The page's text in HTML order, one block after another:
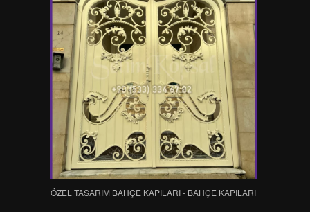
ÖZEL TASARIM BAHÇE KAPILARI - BAHÇE KAPILARI